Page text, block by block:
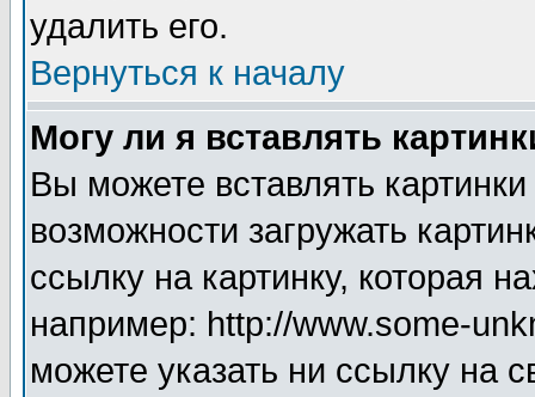
удалить его.
Вернуться к началу
Могу ли я вставлять
Вы можете вставлять
возможности загружать
ссылку на картинку, которая
например: http://www.some-
можете указать ни ссылку на